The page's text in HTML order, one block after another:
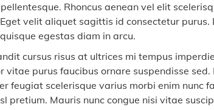
Rhoncus aenean vel elit
velit aliquet sagittis id consectetur
egestas diam in arcu.
cursus risus at ultrices mi tempus
purus faucibus ornare suspendisse
feugiat scelerisque varius morbi enim nunc
pretium. Mauris nunc congue nisi vitae